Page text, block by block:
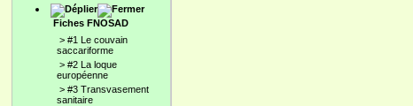
Fiches FNOSAD
> #1 Le couvain
saccariforme
> #2 La loque
européenne
> #3 Transvasement
sanitaire